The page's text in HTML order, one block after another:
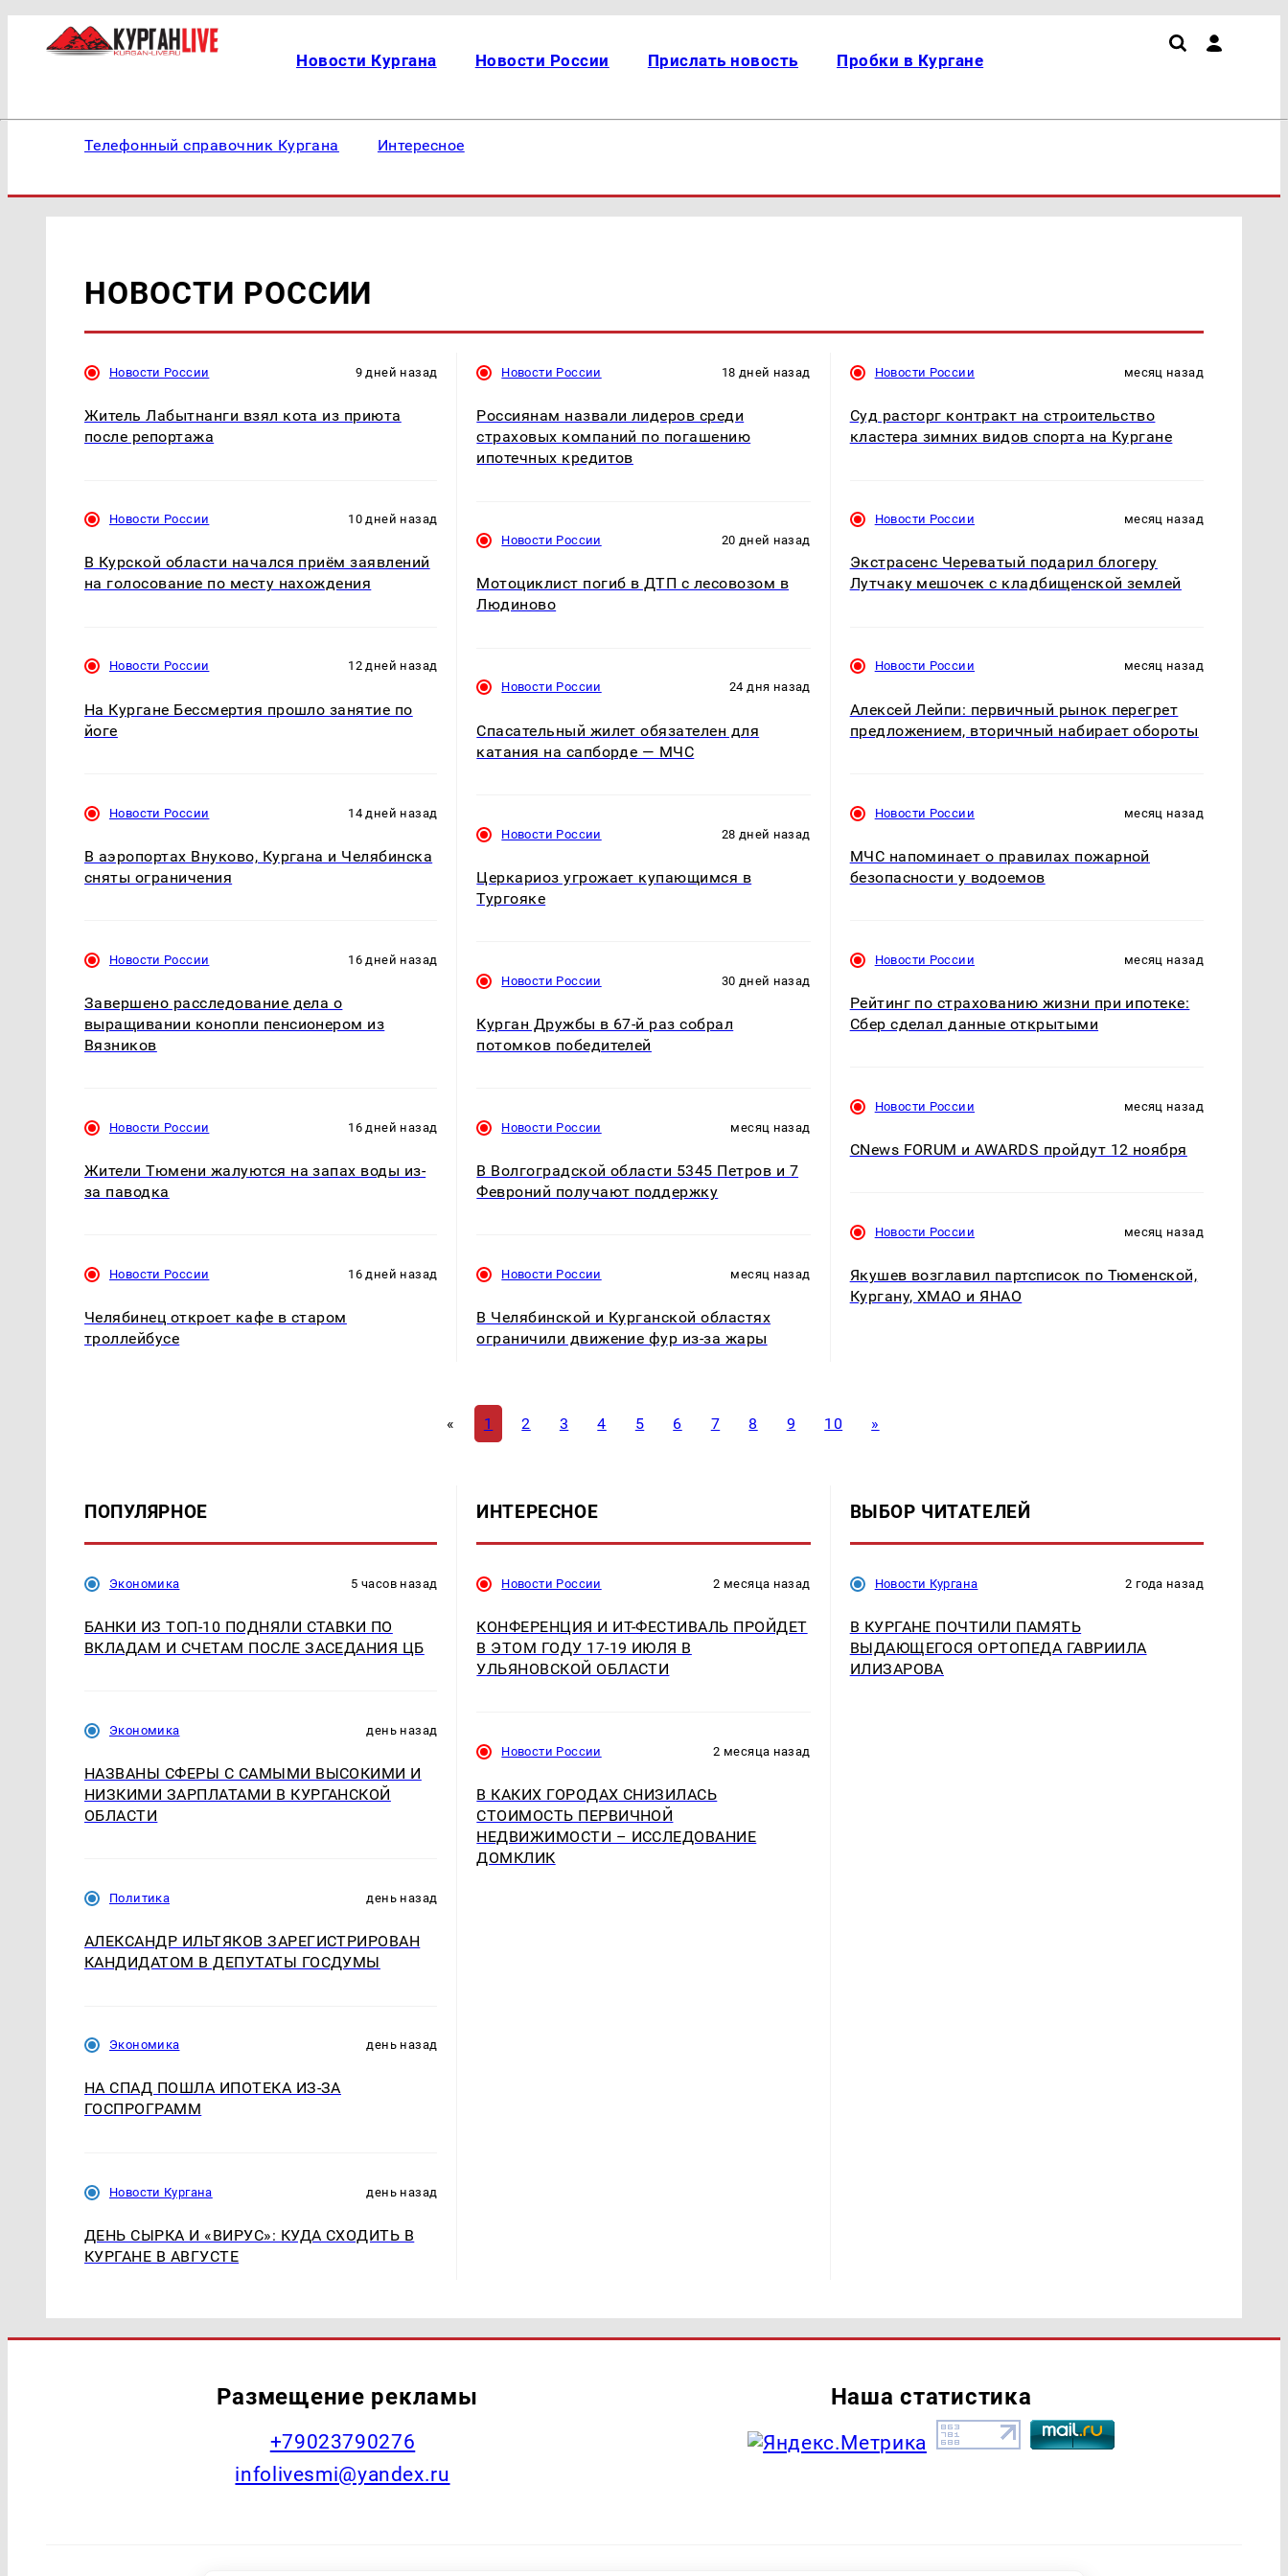
Новости Кургана Новости России Прислать новость Пробки в Кургане
Телефонный справочник Кургана Интересное
НОВОСТИ РОССИИ
Новости России 9 дней назад
Житель Лабытнанги взял кота из приюта
после репортажа
Новости России 10 дней назад
В Курской области начался приём заявлений
на голосование по месту нахождения
Новости России 12 дней назад
На Кургане Бессмертия прошло занятие по
йоге
Новости России 14 дней назад
В аэропортах Внуково, Кургана и Челябинска
сняты ограничения
Новости России 16 дней назад
Завершено расследование дела о
выращивании конопли пенсионером из
Вязников
Новости России 16 дней назад
Жители Тюмени жалуются на запах воды из-
за паводка
Новости России 16 дней назад
Челябинец откроет кафе в старом
троллейбусе
Новости России 18 дней назад
Россиянам назвали лидеров среди
страховых компаний по погашению
ипотечных кредитов
Новости России 20 дней назад
Мотоциклист погиб в ДТП с лесовозом в
Людиново
Новости России 24 дня назад
Спасательный жилет обязателен для
катания на сапборде — МЧС
Новости России 28 дней назад
Церкариоз угрожает купающимся в
Тургояке
Новости России 30 дней назад
Курган Дружбы в 67-й раз собрал
потомков победителей
Новости России месяц назад
В Волгоградской области 5345 Петров и 7
Февроний получают поддержку
Новости России месяц назад
В Челябинской и Курганской областях
ограничили движение фур из-за жары
Новости России месяц назад
Суд расторг контракт на строительство
кластера зимних видов спорта на Кургане
Новости России месяц назад
Экстрасенс Череватый подарил блогеру
Лутчаку мешочек с кладбищенской землей
Новости России месяц назад
Алексей Лейпи: первичный рынок перегрет
предложением, вторичный набирает обороты
Новости России месяц назад
МЧС напоминает о правилах пожарной
безопасности у водоемов
Новости России месяц назад
Рейтинг по страхованию жизни при ипотеке:
Сбер сделал данные открытыми
Новости России месяц назад
CNews FORUM и AWARDS пройдут 12 ноября
Новости России месяц назад
Якушев возглавил партсписок по Тюменской,
Кургану, ХМАО и ЯНАО
« 1 2 3 4 5 6 7 8 9 10 »
ПОПУЛЯРНОЕ
Экономика 5 часов назад
БАНКИ ИЗ ТОП-10 ПОДНЯЛИ СТАВКИ ПО
ВКЛАДАМ И СЧЕТАМ ПОСЛЕ ЗАСЕДАНИЯ ЦБ
Экономика день назад
НАЗВАНЫ СФЕРЫ С САМЫМИ ВЫСОКИМИ И
НИЗКИМИ ЗАРПЛАТАМИ В КУРГАНСКОЙ
ОБЛАСТИ
Политика день назад
АЛЕКСАНДР ИЛЬТЯКОВ ЗАРЕГИСТРИРОВАН
КАНДИДАТОМ В ДЕПУТАТЫ ГОСДУМЫ
Экономика день назад
НА СПАД ПОШЛА ИПОТЕКА ИЗ-ЗА
ГОСПРОГРАММ
Новости Кургана день назад
ДЕНЬ СЫРКА И «ВИРУС»: КУДА СХОДИТЬ В
КУРГАНЕ В АВГУСТЕ
ИНТЕРЕСНОЕ
Новости России 2 месяца назад
КОНФЕРЕНЦИЯ И ИT-ФЕСТИВАЛЬ ПРОЙДЕТ
В ЭТОМ ГОДУ 17-19 ИЮЛЯ В
УЛЬЯНОВСКОЙ ОБЛАСТИ
Новости России 2 месяца назад
В КАКИХ ГОРОДАХ СНИЗИЛАСЬ
СТОИМОСТЬ ПЕРВИЧНОЙ
НЕДВИЖИМОСТИ – ИССЛЕДОВАНИЕ
ДОМКЛИК
ВЫБОР ЧИТАТЕЛЕЙ
Новости Кургана 2 года назад
В КУРГАНЕ ПОЧТИЛИ ПАМЯТЬ
ВЫДАЮЩЕГОСЯ ОРТОПЕДА ГАВРИИЛА
ИЛИЗАРОВА
Размещение рекламы
+79023790276
infolivesmi@yandex.ru
Наша статистика